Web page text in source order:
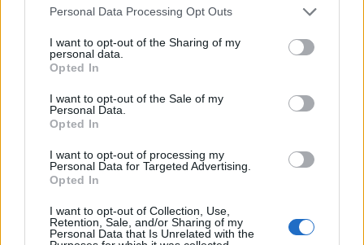
Please note that this website/app uses one or more Google
not limited to your visit or usage behaviour. You may click to
grant or deny consent to Google and its third-party tags to
use your data for below specified purposes in below Google
consent section.
Personal Data Processing Opt Outs
I want to opt-out of the Sharing of my
personal data.
Opted In
I want to opt-out of the Sale of my
Personal Data.
Opted In
I want to opt-out of processing my
Personal Data for Targeted Advertising.
Opted In
I want to opt-out of Collection, Use,
Retention, Sale, and/or Sharing of my
Personal Data that Is Unrelated with the
Παράλληλα, οι αστυνομικοί συλλέγουν υλικό από
κάμερες ασφαλείας και άλλα στοιχεία που
ενδέχεται να οδηγήσουν στην ταυτοποίηση και τον